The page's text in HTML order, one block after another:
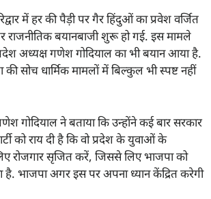
में हर की पैड़ी पर गैर हिंदुओं का प्रवेश वर्जित
राजनीतिक बयानबाजी शुरू हो गई. इस मामले
अध्यक्ष गणेश गोदियाल का भी बयान आया है.
की सोच धार्मिक मामलों में बिल्कुल भी स्पष्ट नहीं
गोदियाल ने बताया कि उन्होंने कई बार सरकार
को राय दी है कि वो प्रदेश के युवाओं के
रोजगार सृजित करें, जिससे लिए भाजपा को
है. भाजपा अगर इस पर अपना ध्यान केंद्रित करेगी